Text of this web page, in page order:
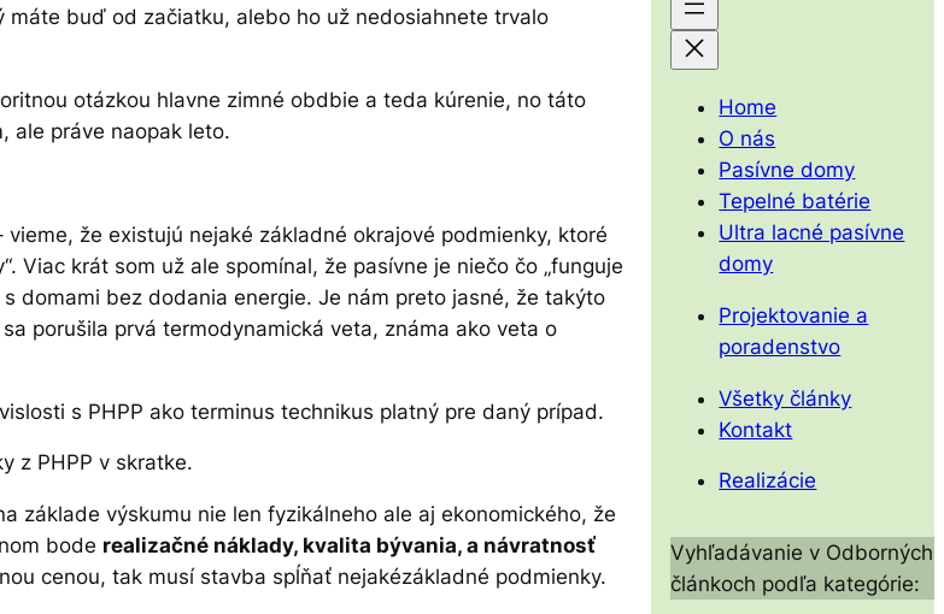
máte buď od začiatku, alebo ho už nedosiahnete trvalo
otázkou hlavne zimné obdbie a teda kúrenie, no táto
ale práve naopak leto.
vieme, že existujú nejaké základné okrajové podmienky, ktoré
Viac krát som už ale spomínal, že pasívne je niečo čo „funguje
domami bez dodania energie. Je nám preto jasné, že takýto
porušila prvá termodynamická veta, známa ako veta o
s PHPP ako terminus technikus platný pre daný prípad.
z PHPP v skratke.
základe výskumu nie len fyzikálneho ale aj ekonomického, že
bode realizačné náklady, kvalita bývania, a návratnosť
cenou, tak musí stavba spĺňať nejakézákladné podmienky.
Home
O nás
Pasívne domy
Tepelné batérie
Ultra lacné pasívne
domy
Projektovanie a
poradenstvo
Všetky články
Kontakt
Realizácie
Vyhľadávanie v Odborných
článkoch podľa kategórie: